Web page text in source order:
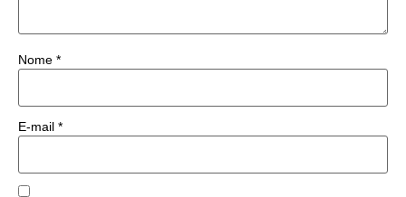
Nome *
E-mail *